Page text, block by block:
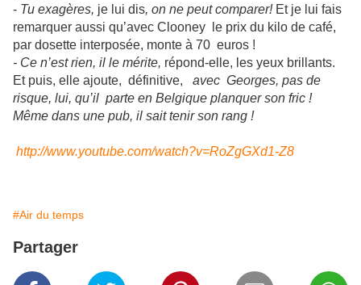
- Tu exagères, je lui dis, on ne peut comparer!Et je lui fais
remarquer aussi qu’avec Clooney le prix du kilo de café,
par dosette interposée, monte à 70 euros !
- Ce n’est rien, il le mérite, répond-elle, les yeux brillants.
Et puis, elle ajoute, définitive, avec Georges, pas de
risque, lui, qu’il parte en Belgique planquer son fric !
Même dans une pub, il sait tenir son rang !
http://www.youtube.com/watch?v=RoZgGXd1-Z8
#Air du temps
Partager